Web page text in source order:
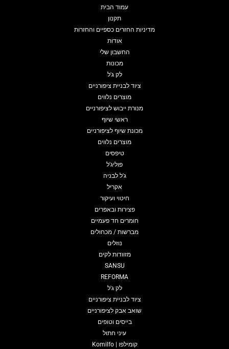
עמוד הבית
תקנון
מדיניות החזרים כספיים והחזרות
אודות
החשבון שלי
מכונות
לק ג'ל
ציוד לבניית ציפורניים
מוצרים נלווים
מנורת ייבוש לציפורניים
ראשי שיוף
מכונת שיוף לציפורניים
מוצרים נלווים
טיפסים
פוליג'ל
ג'ל לבניה
אקריל
חיטוי ועיקור
פצירות ובאפרים
חומרים חד פעמיים
מברשות / מכחולים
נוזלים
מזוודות לקים
SANSU
REFORMA
לק ג'ל
ציוד לבניית ציפורניים
שואב אבק לציפורניים
בייסים וטופים
עיני חתול
קומילפו | Komilfo